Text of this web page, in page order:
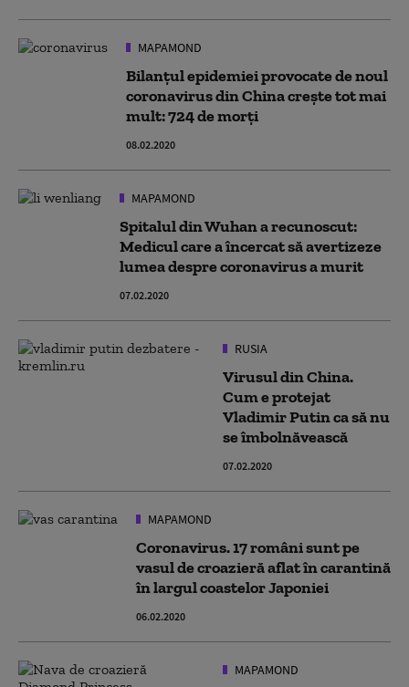
MAPAMOND
Bilanțul epidemiei provocate de noul
coronavirus din China crește tot mai
mult: 724 de morți
08.02.2020
MAPAMOND
Spitalul din Wuhan a recunoscut:
Medicul care a încercat să avertizeze
lumea despre coronavirus a murit
07.02.2020
RUSIA
Virusul din China.
Cum e protejat
Vladimir Putin ca să nu
se îmbolnăvească
07.02.2020
MAPAMOND
Coronavirus. 17 români sunt pe
vasul de croazieră aflat în carantină
în largul coastelor Japoniei
06.02.2020
MAPAMOND